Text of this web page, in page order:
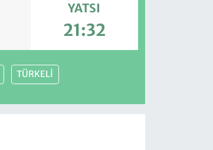
YATSI
21:32
TÜRKELİ